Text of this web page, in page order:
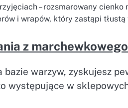
– rozsmarowany
i wrapów, który zastąpi
z
warzyw, zyskujesz
występujące w